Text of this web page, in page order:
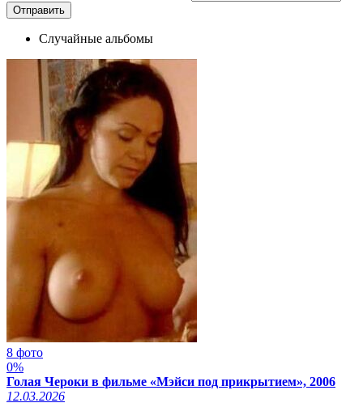
Случайные альбомы
8 фото
0%
Голая Чероки в фильме «Мэйси под прикрытием», 2006
12.03.2026